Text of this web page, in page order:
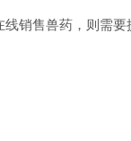
销售兽药，则需